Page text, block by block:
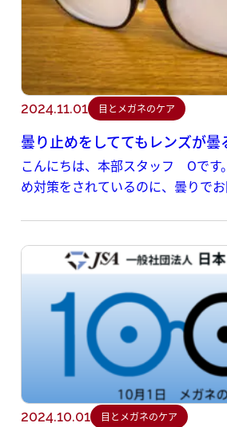
2024.11.01 目とメガネのケア
曇り止めをしててもレンズが曇
こんにちは、本部スタッフ Oです
め対策をされているのに、曇りで
の眼鏡の曇りは、結露が原因で起
は、気温差によって生じるもので
2024.10.01 目とメガネのケア